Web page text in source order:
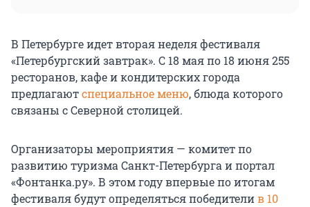
В Петербурге идет вторая неделя фестиваля
«Петербургский завтрак». С 18 мая по 18 июня 255
ресторанов, кафе и кондитерских города
предлагаютспециальное меню, блюда которого
связаны с Северной столицей.
Организаторы мероприятия — комитет по
развитию туризма Санкт-Петербурга и портал
«Фонтанка.ру». В этом году впервые по итогам
фестиваля будут определяться победителив 10